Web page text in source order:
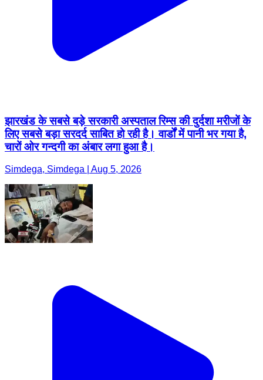
झारखंड के सबसे बड़े सरकारी अस्पताल रिम्स की दुर्दशा मरीजों के
लिए सबसे बड़ा सरदर्द साबित हो रही है। वार्डों में पानी भर गया है,
चारों ओर गन्दगी का अंबार लगा हुआ है।
Simdega, Simdega | Aug 5, 2026